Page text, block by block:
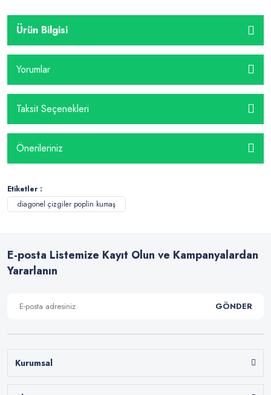
Ürün Bilgisi
Yorumlar
Taksit Seçenekleri
Önerileriniz
Etiketler :
diagonel çizgiler poplin kumaş
E-posta Listemize Kayıt Olun ve Kampanyalardan
Yararlanın
GÖNDER
Kurumsal